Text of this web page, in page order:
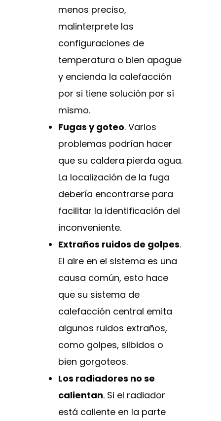
menos preciso,
malinterprete las
configuraciones de
temperatura o bien apague
y encienda la calefacción
por si tiene solución por sí
mismo.
Fugas y goteo. Varios
problemas podrían hacer
que su caldera pierda agua.
La localización de la fuga
debería encontrarse para
facilitar la identificación del
inconveniente.
Extraños ruidos de golpes.
El aire en el sistema es una
causa común, esto hace
que su sistema de
calefacción central emita
algunos ruidos extraños,
como golpes, silbidos o
bien gorgoteos.
Los radiadores no se
calientan. Si el radiador
está caliente en la parte